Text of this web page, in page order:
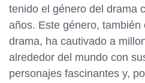
tenido el género del drama
años. Este género, también
drama, ha cautivado a
alrededor del mundo con
personajes fascinantes y,